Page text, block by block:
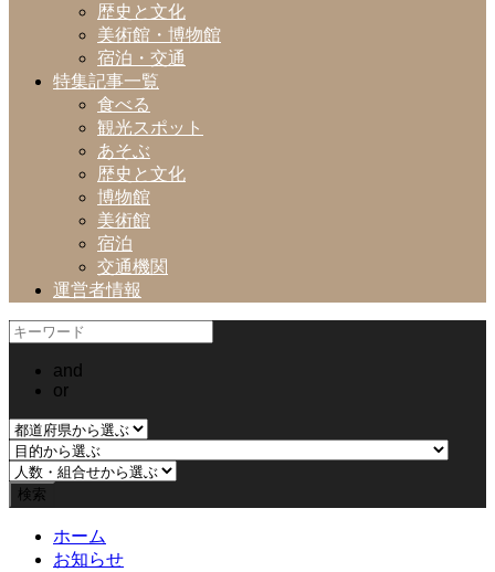
歴史と文化
美術館・博物館
宿泊・交通
特集記事一覧
食べる
観光スポット
あそぶ
歴史と文化
博物館
美術館
宿泊
交通機関
運営者情報
and
or
ホーム
お知らせ